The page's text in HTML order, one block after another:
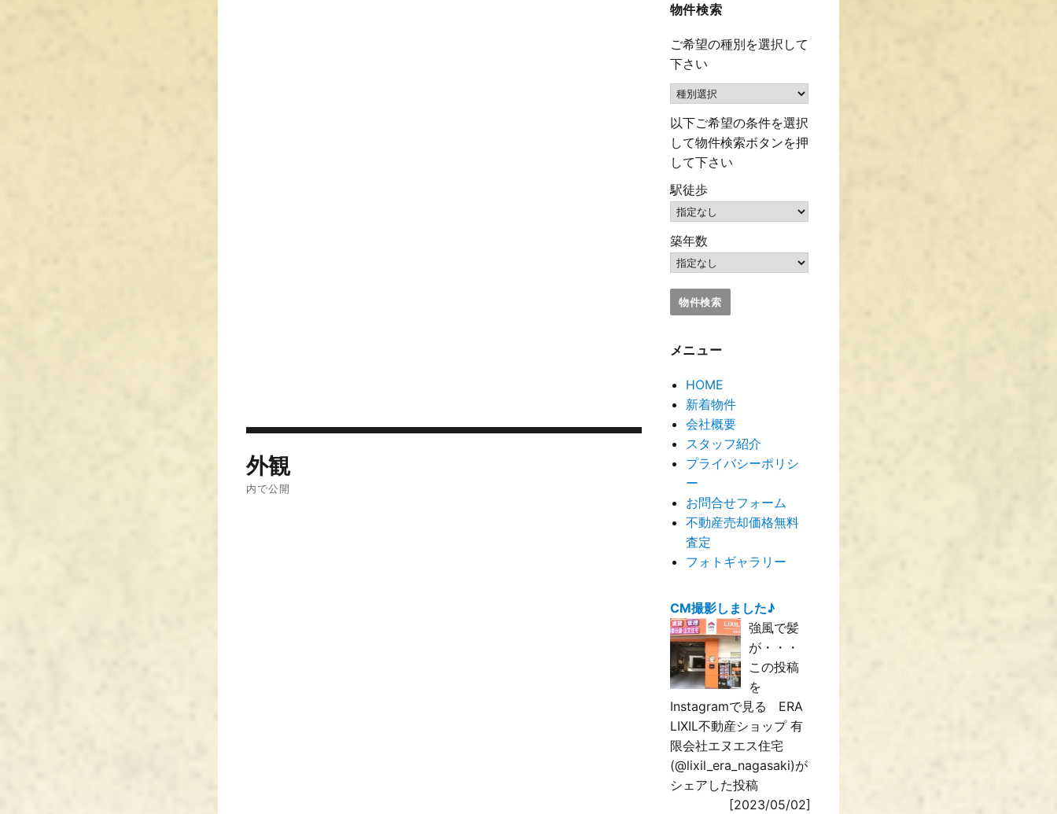
稿
外観
内で公開
物件検索
ご希望の種別を選択して
下さい
以下ご希望の条件を選択
して物件検索ボタンを押
して下さい
駅徒歩
築年数
メニュー
HOME
新着物件
会社概要
スタッフ紹介
プライバシーポリシ
ー
お問合せフォーム
不動産売却価格無料
査定
フォトギャラリー
CM撮影しました♪
強風で髪
が・・・
この投稿
を
Instagramで見る ERA
LIXIL不動産ショップ 有
限会社エヌエス住宅
(@lixil_era_nagasaki)が
シェアした投稿
[2023/05/02]